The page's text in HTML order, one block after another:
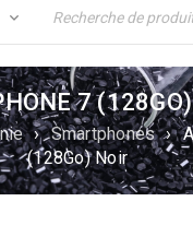
7
› Smartphones ›
(128Go) Noir